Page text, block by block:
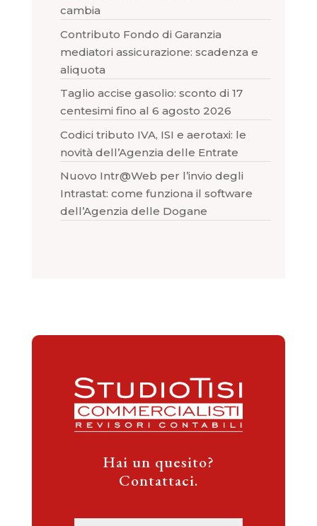
cambia
Contributo Fondo di Garanzia
mediatori assicurazione: scadenza e
aliquota
Taglio accise gasolio: sconto di 17
centesimi fino al 6 agosto 2026
Codici tributo IVA, ISI e aerotaxi: le
novità dell’Agenzia delle Entrate
Nuovo Intr@Web per l’invio degli
Intrastat: come funziona il software
dell’Agenzia delle Dogane
Hai un quesito?
Contattaci.